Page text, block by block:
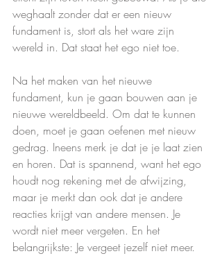
weghaalt zonder dat er een nieuw
fundament is, stort als het ware zijn
wereld in. Dat staat het ego niet toe.
Na het maken van het nieuwe
fundament, kun je gaan bouwen aan je
nieuwe wereldbeeld. Om dat te kunnen
doen, moet je gaan oefenen met nieuw
gedrag. Ineens merk je dat je je laat zien
en horen. Dat is spannend, want het ego
houdt nog rekening met de afwijzing,
maar je merkt dan ook dat je andere
reacties krijgt van andere mensen. Je
wordt niet meer vergeten. En het
belangrijkste: Je vergeet jezelf niet meer.